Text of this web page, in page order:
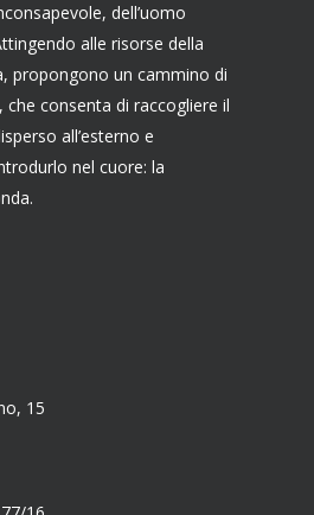
dell’uomo
alle risorse della
propongono un cammino di
che consenta di raccogliere il
all’esterno e
nel cuore: la
15